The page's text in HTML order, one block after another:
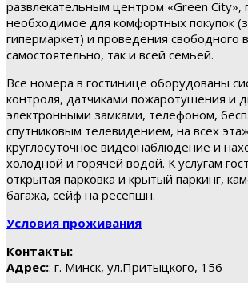
развлекательным центром «Green City»,
необходимое для комфортных покупок
гипермаркет) и проведения свободного
самостоятельно, так и всей семьей.
Все номера в гостинице оборудованы
контроля, датчиками пожаротушения и
электронными замками, телефоном,
спутниковым телевидением, на всех
круглосуточное видеонаблюдение и
холодной и горячей водой. К услугам
открытая парковка и крытый паркинг,
багажа, сейф на ресепшн.
Условия проживания
Контакты:
Адрес:: г. Минск, ул.Притыцкого, 156